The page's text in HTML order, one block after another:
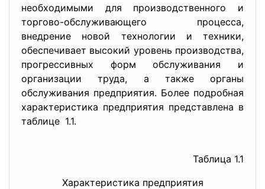
необходимыми для производственного и
торгово-обслуживающего процесса,
внедрение новой технологии и техники,
обеспечивает высокий уровень производства,
прогрессивных форм обслуживания и
организации труда, а также органы
обслуживания предприятия. Более подробная
характеристика предприятия представлена в
таблице 1.1.
Таблица 1.1
Характеристика предприятия